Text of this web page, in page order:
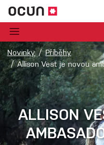
Novinky
Příběhy
Allison Vest je novou
ALLISON